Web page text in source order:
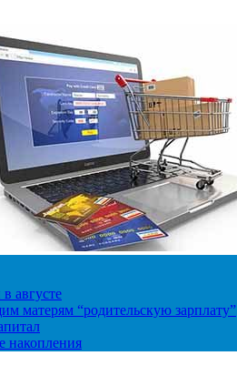
августе
матерям “родительскую зарплату”
накопления